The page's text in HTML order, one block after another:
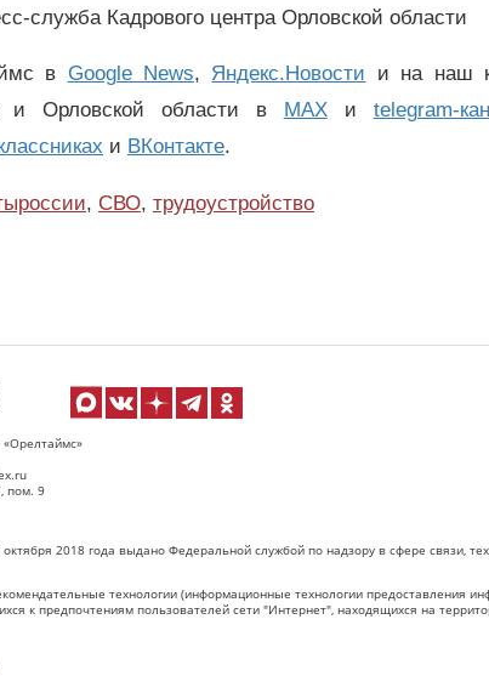
служба Кадрового центра Орловской области
в Google News, Яндекс.Новости и на наш
и Орловской области в
MAXи telegram-
и ВКонтакте.
, СВО, трудоустройство
«Орелтаймс»
пом. 9
2018 года выдано Федеральной службой по надзору в сфере связи,
технологии (информационные технологии предоставления
к предпочтениям пользователей сети "Интернет", находящихся на